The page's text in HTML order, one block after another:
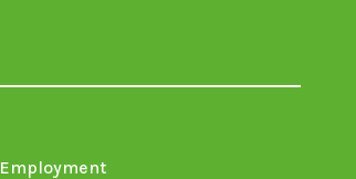
new new new new new new
Employment